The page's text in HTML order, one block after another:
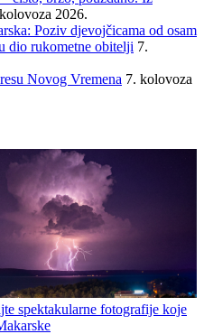
2026.
Poziv djevojčicama od osam
dio rukometne obitelji 7.
Novog Vremena 7. kolovoza
spektakularne fotografije koje